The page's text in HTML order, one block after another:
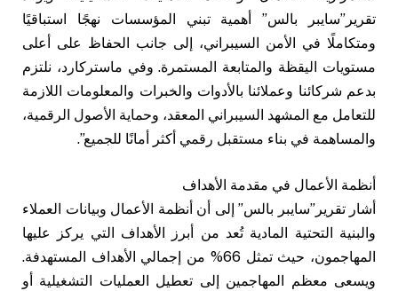
تقرير”سايبر بالس” أهمية تبني المؤسسات نهجًا استباقيًا
ومتكاملًا في الأمن السيبراني، إلى جانب الحفاظ على أعلى
مستويات اليقظة والمتابعة المستمرة. وفي ماستركارد، نلتزم
بدعم شركائنا وعملائنا بالأدوات والخبرات والمعلومات اللازمة
للتعامل مع المشهد السيبراني المعقد، وحماية الأصول الرقمية،
والمساهمة في بناء مستقبل رقمي أكثر أمانًا للجميع”.
أنظمة الأعمال في مقدمة الأهداف
أشار تقرير”سايبر بالس” إلى أن أنظمة الأعمال وبيانات العملاء
والبنية التحتية المادية تُعد من أبرز الأهداف التي يركز عليها
المهاجمون، حيث تمثل 66% من إجمالي الأهداف المستهدفة.
ويسعى معظم المهاجمين إلى تعطيل العمليات التشغيلية أو